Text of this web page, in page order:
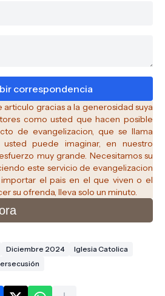
gracias a la generosidad suya
como usted que hacen posible
de evangelizacion, que se llama
usted puede imaginar, en nuestro
muy grande. Necesitamos su
este servicio de evangelizacion
el pais en el que viven o el
su ofrenda, lleva solo un minuto.
Diciembre 2024
Iglesia Catolica